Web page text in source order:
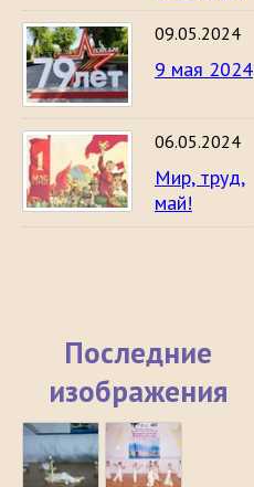
09.05.2024
9 мая 2024
06.05.2024
Мир, труд,
май!
Последние
изображения